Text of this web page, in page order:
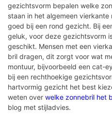
gezichtsvorm bepalen welke
staan in het algemeen
goed bij een rond gezicht. Bij
geluk, voor deze gezichtsvorm
geschikt. Mensen met een
bril dragen, dit zorgt voor wat
montuur, bijvoorbeeld een cat-
bij een rechthoekige
hartvormig gezicht het best
weten over welke zonnebril het
blog met stijladvies.